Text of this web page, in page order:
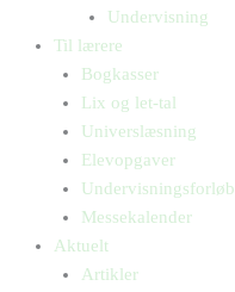
Undervisning
Til lærere
Bogkasser
Lix og let-tal
Universlæsning
Elevopgaver
Undervisningsforløb
Messekalender
Aktuelt
Artikler